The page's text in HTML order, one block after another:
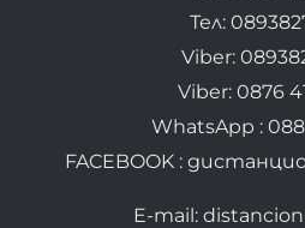
Тел:
Viber:
Viber: 0876
WhatsApp :
FACEBOOK :
E-mail: